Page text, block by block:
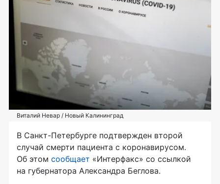
Виталий Невар / Новый Калининград
В Санкт-Петербурге подтвержден второй
случай смерти пациента с коронавирусом.
Об этом сообщает «Интерфакс» со ссылкой
на губернатора Александра Беглова.